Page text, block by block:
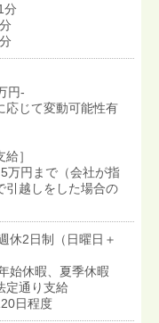
分
円-
応じて変動可能性有
］
5万円まで（会社が指
引越しをした場合の
休2日制（日曜日＋
始休暇、夏季休暇
定通り支給
日程度